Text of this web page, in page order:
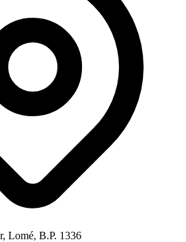
Lomé, B.P. 1336